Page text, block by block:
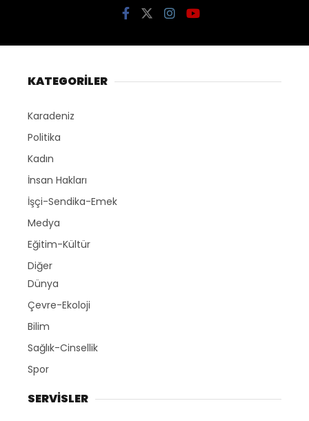
KATEGORİLER
Karadeniz
Politika
Kadın
İnsan Hakları
İşçi-Sendika-Emek
Medya
Eğitim-Kültür
Diğer
Dünya
Çevre-Ekoloji
Bilim
Sağlık-Cinsellik
Spor
SERVİSLER